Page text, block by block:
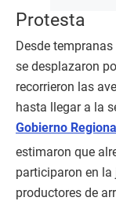
Protesta
Desde
se desplazaron
recorrieron las
hasta llegar a la
Gobierno
estimaron que
participaron en
productores de